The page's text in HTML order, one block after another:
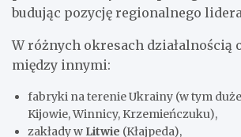
budując pozycję regionalnego
W różnych okresach działalnością
między innymi:
fabryki na terenie Ukrainy (w tym
Kijowie, Winnicy, Krzemieńczuku),
zakłady w Litwie (Kłajpeda),